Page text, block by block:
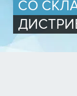
СО